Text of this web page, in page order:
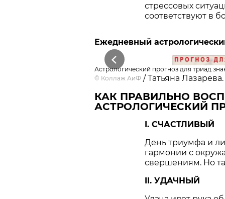
стрессовых
соответствуют в
Ежедневный
Previous
Астрологический прогноз для триад
© Коллаж АиФ / Татьяна Лазарева.
КАК ПРАВИЛЬНО
АСТРОЛОГИЧЕСКИЙ
I. СЧАСТЛИВЫЙ
День триумфа и
гармонии с
свершениям. Но
II. УДАЧНЫЙ